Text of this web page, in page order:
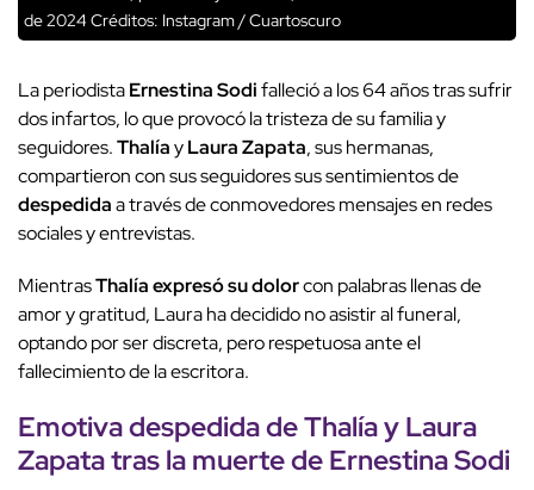
de 2024 Créditos: Instagram / Cuartoscuro
La periodistaErnestina Sodifalleció a los 64 años tras sufrir
dos infartos, lo que provocó la tristeza de su familia y
seguidores.ThalíayLaura Zapata, sus hermanas,
compartieron con sus seguidores sus sentimientos de
despedidaa través de conmovedores mensajes en redes
sociales y entrevistas.
MientrasThalía expresó su dolorcon palabras llenas de
amor y gratitud, Laura ha decidido no asistir al funeral,
optando por ser discreta, pero respetuosa ante el
fallecimiento de la escritora.
Emotiva despedida de Thalía y Laura
Zapata tras la muerte de Ernestina Sodi